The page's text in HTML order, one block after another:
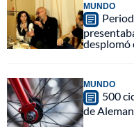
MUNDO
desplomó
MUNDO
500
de